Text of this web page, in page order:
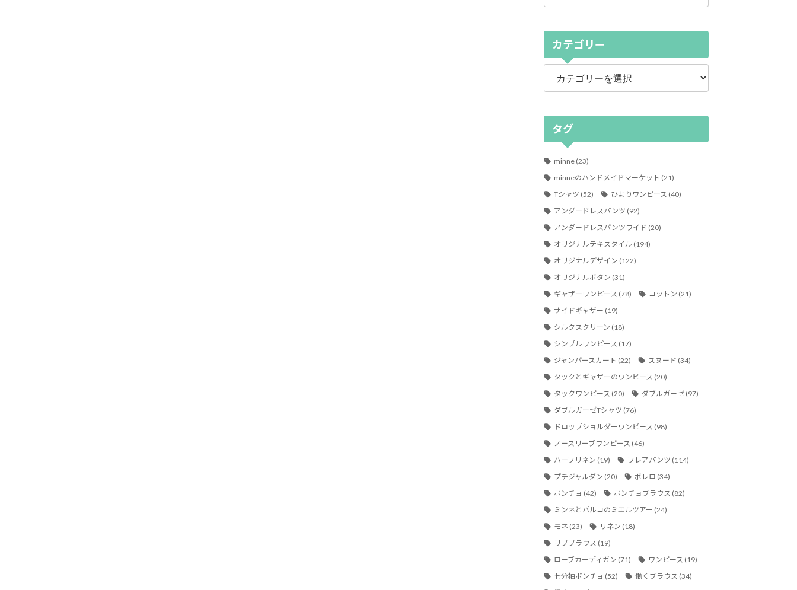
カテゴリー
カ
ゴ
タグ
minne(23)
minneのハンドメイドマーケット (21)
Tシャツ (52) ひよりワンピース (40)
アンダードレスパンツ (92)
アンダードレスパンツワイド (20)
オリジナルテキスタイル (194)
オリジナルデザイン (122)
オリジナルボタン (31)
ギャザーワンピース (78) コットン (21)
サイドギャザー (19)
シルクスクリーン (18)
シンプルワンピース (17)
ジャンパースカート (22) スヌード (34)
タックとギャザーのワンピース (20)
タックワンピース (20) ダブルガーゼ (97)
ダブルガーゼTシャツ (76)
ドロップショルダーワンピース (98)
ノースリーブワンピース (46)
ハーフリネン (19) フレアパンツ (114)
プチジャルダン (20) ボレロ (34)
ポンチョ (42) ポンチョブラウス (82)
ミンネとパルコのミエルツアー (24)
モネ(23) リネン (18)
リブブラウス (19)
ローブカーディガン (71) ワンピース (19)
七分袖ポンチョ (52) 働くブラウス (34)